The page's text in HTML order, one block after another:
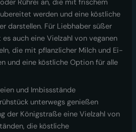
Rührei an, die mit frischem
werden und eine köstliche
darstellen. Für Liebhaber süßer
auch eine Vielzahl von veganen
die mit pflanzlicher Milch und Ei-
und eine köstliche Option für alle
und Imbissstände
unterwegs genießen
der Königstraße eine Vielzahl von
die köstliche